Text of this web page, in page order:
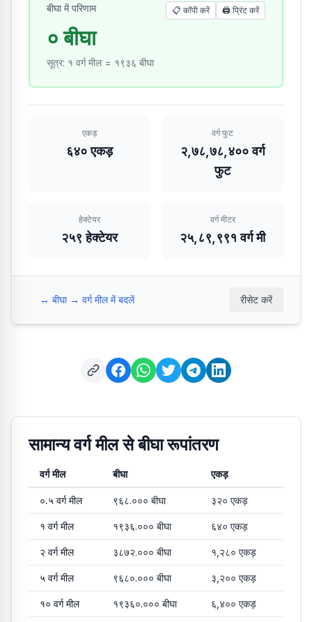
बीघा में परिणाम 📋 कॉपी करें 🖨️ प्रिंट करें
० बीघा
सूत्र: १ वर्ग मील = १९३६ बीघा
एकड़
६४० एकड़
वर्ग फुट
२,७८,७८,४०० वर्ग
फुट
हेक्टेयर
२५९ हेक्टेयर
वर्ग मीटर
२५,८९,९९१ वर्ग मी
↔️ बीघा → वर्ग मील में बदलें रीसेट करें
सामान्य वर्ग मील से बीघा रूपांतरण
वर्ग मील से बीघा और एकड़ में सामान्य रूपांतरण मान
वर्ग मील बीघा एकड़
०.५ वर्ग मील ९६८.००० बीघा ३२० एकड़
१ वर्ग मील १९३६.००० बीघा ६४० एकड़
२ वर्ग मील ३८७२.००० बीघा १,२८० एकड़
५ वर्ग मील ९६८०.००० बीघा ३,२०० एकड़
१० वर्ग मील १९३६०.००० बीघा ६,४०० एकड़